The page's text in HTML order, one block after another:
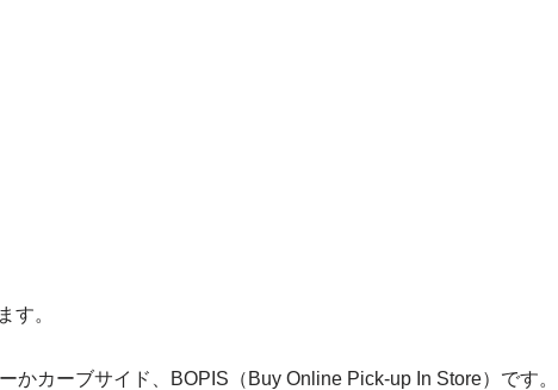
す。
かカーブサイド、BOPIS（Buy Online Pick-up In Store）です。